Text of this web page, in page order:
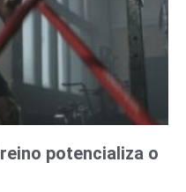
potencializa o